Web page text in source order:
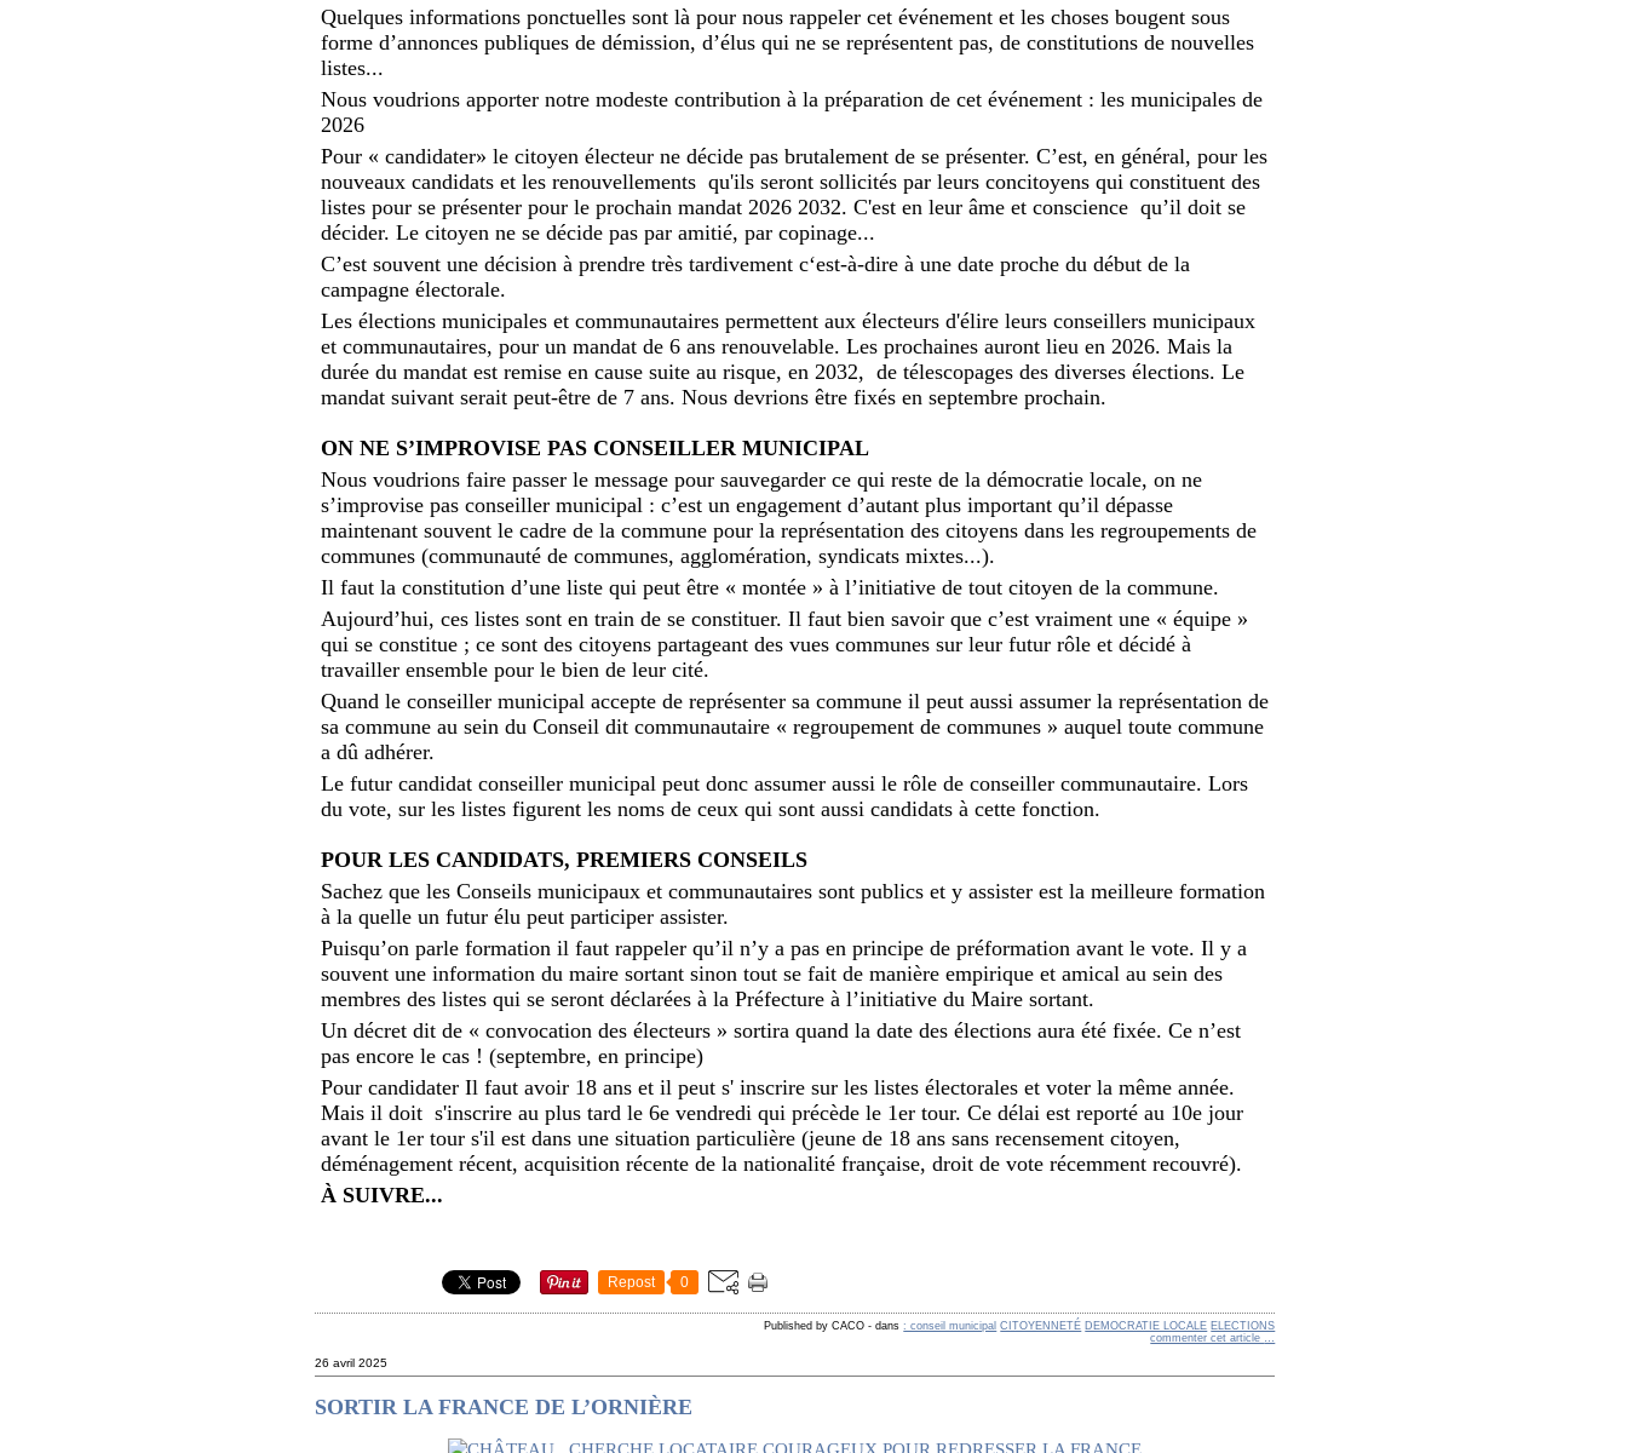
Quelques informations ponctuelles sont là pour nous rappeler cet événement et les choses bougent sous
forme d’annonces publiques de démission, d’élus qui ne se représentent pas, de constitutions de nouvelles
listes...
Nous voudrions apporter notre modeste contribution à la préparation de cet événement : les municipales de
2026
Pour « candidater» le citoyen électeur ne décide pas brutalement de se présenter. C’est, en général, pour les
nouveaux candidats et les renouvellements qu'ils seront sollicités par leurs concitoyens qui constituent des
listes pour se présenter pour le prochain mandat 2026 2032. C'est en leur âme et conscience qu’il doit se
décider. Le citoyen ne se décide pas par amitié, par copinage...
C’est souvent une décision à prendre très tardivement c‘est-à-dire à une date proche du début de la
campagne électorale.
Les élections municipales et communautaires permettent aux électeurs d'élire leurs conseillers municipaux
et communautaires, pour un mandat de 6 ans renouvelable. Les prochaines auront lieu en 2026. Mais la
durée du mandat est remise en cause suite au risque, en 2032, de télescopages des diverses élections. Le
mandat suivant serait peut-être de 7 ans. Nous devrions être fixés en septembre prochain.
ON NE S’IMPROVISE PAS CONSEILLER MUNICIPAL
Nous voudrions faire passer le message pour sauvegarder ce qui reste de la démocratie locale, on ne
s’improvise pas conseiller municipal : c’est un engagement d’autant plus important qu’il dépasse
maintenant souvent le cadre de la commune pour la représentation des citoyens dans les regroupements de
communes (communauté de communes, agglomération, syndicats mixtes...).
Il faut la constitution d’une liste qui peut être « montée » à l’initiative de tout citoyen de la commune.
Aujourd’hui, ces listes sont en train de se constituer. Il faut bien savoir que c’est vraiment une « équipe »
qui se constitue ; ce sont des citoyens partageant des vues communes sur leur futur rôle et décidé à
travailler ensemble pour le bien de leur cité.
Quand le conseiller municipal accepte de représenter sa commune il peut aussi assumer la représentation de
sa commune au sein du Conseil dit communautaire « regroupement de communes » auquel toute commune
a dû adhérer.
Le futur candidat conseiller municipal peut donc assumer aussi le rôle de conseiller communautaire. Lors
du vote, sur les listes figurent les noms de ceux qui sont aussi candidats à cette fonction.
POUR LES CANDIDATS, PREMIERS CONSEILS
Sachez que les Conseils municipaux et communautaires sont publics et y assister est la meilleure formation
à la quelle un futur élu peut participer assister.
Puisqu’on parle formation il faut rappeler qu’il n’y a pas en principe de préformation avant le vote. Il y a
souvent une information du maire sortant sinon tout se fait de manière empirique et amical au sein des
membres des listes qui se seront déclarées à la Préfecture à l’initiative du Maire sortant.
Un décret dit de « convocation des électeurs » sortira quand la date des élections aura été fixée. Ce n’est
pas encore le cas ! (septembre, en principe)
Pour candidater Il faut avoir 18 ans et il peut s' inscrire sur les listes électorales et voter la même année.
Mais il doit s'inscrire au plus tard le 6e vendredi qui précède le 1er tour. Ce délai est reporté au 10e jour
avant le 1er tour s'il est dans une situation particulière (jeune de 18 ans sans recensement citoyen,
déménagement récent, acquisition récente de la nationalité française, droit de vote récemment recouvré).
À SUIVRE...
Repost 0
Published by CACO - dans: conseil municipal CITOYENNETÉ DEMOCRATIE LOCALE ELECTIONS
commenter cet article
26 avril 2025
SORTIR LA FRANCE DE L’ORNIÈRE